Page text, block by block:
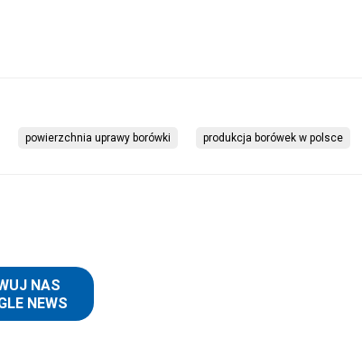
powierzchnia uprawy borówki produkcja borówek w polsce